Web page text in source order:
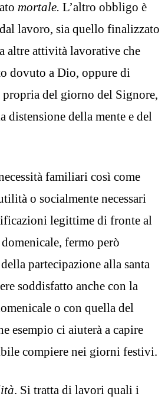
mortale. L’altro obbligo è
lavoro, sia quello finalizzato
altre attività lavorative che
dovuto a Dio, oppure di
del giorno del Signore,
distensione della mente e del
familiari così come
o socialmente necessari
legittime di fronte al
fermo però
partecipazione alla santa
soddisfatto anche con la
o con quella del
esempio ci aiuterà a capire
compiere nei giorni festivi.
. Si tratta di lavori quali i